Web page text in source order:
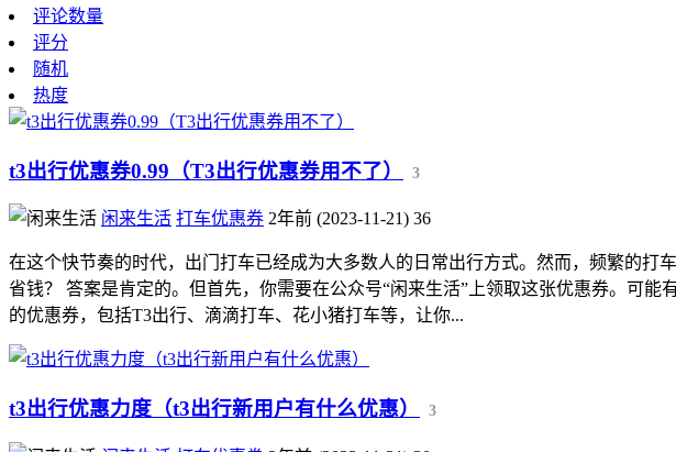
评论数量
评分
随机
热度
t3出行优惠券0.99（T3出行优惠券用不了） 3
闲来生活 打车优惠券 2年前 (2023-11-21) 36
在这个快节奏的时代，出门打车已经成为大多数人的日常出行方式。然而，频繁的
省钱？ 答案是肯定的。但首先，你需要在公众号“闲来生活”上领取这张优惠券。可
的优惠券，包括T3出行、滴滴打车、花小猪打车等，让你...
t3出行优惠力度（t3出行新用户有什么优惠） 3